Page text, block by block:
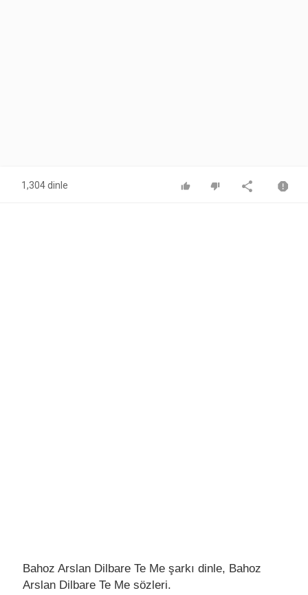
1,304 dinle
Bahoz Arslan Dilbare Te Me şarkı dinle, Bahoz
Arslan Dilbare Te Me sözleri.